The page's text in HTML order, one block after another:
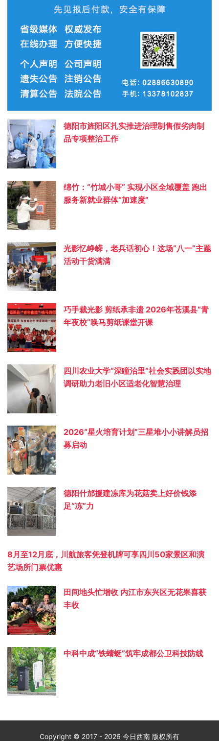
德阳市旌阳区扎实推进治理制售假劣肉制
品专项整治工作
绵竹：“竹城小哥” 实现小区全域覆盖 跑出
服务新就业群体“加速度”
光影忆峥嵘，老兵话初心！这场“八一”主题
活动干货满满
巧手裁光影 剪纸承非遗 2026年苍溪县“青
年夜校”唤马剪纸课堂开课
四川农业大学“深瞳治里”社会实践团以实地
调研助力老旧小区适老化智慧治理
2026“星火培育计划”三星堆小小讲解员招
募启动
德阳什邡援建冻库为花菇卖上好价钱添
足“冻”力
8月至12月底，川航旅客凭登机牌可享四川50家景区和演
艺场所门票优惠
田间地头忙增收 内江市东兴区无花果喜获
丰收
中科中成“铁蜻蜓”筑牢成都公卫科技防线
Copyright © 2017 - 2026 今日西南 版权所有